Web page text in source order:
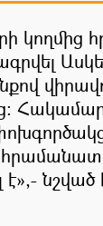
կողմից
է»,-